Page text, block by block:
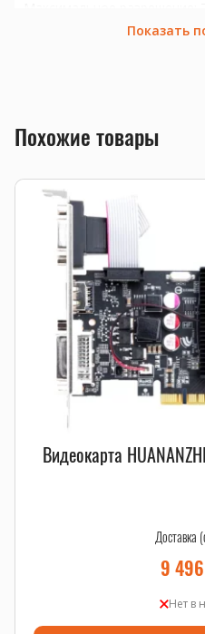
Тип подключения: HDMI*1/
для апгрейда компьютера
оборудования в майнинг
результаты в играх и
же в работе в графических
результаты тестов в играх и
разных модификациях.
Показать
Похожие товары
Видеокарта
Доставка
9 496
Нет в